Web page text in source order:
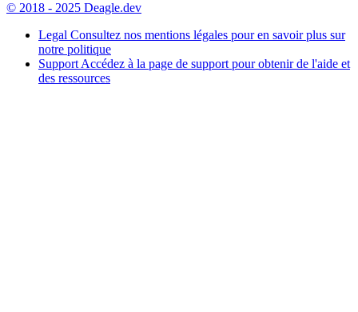
© 2018 - 2025 Deagle.dev
Legal Consultez nos mentions légales pour en savoir plus sur
notre politique
Support Accédez à la page de support pour obtenir de l'aide et
des ressources